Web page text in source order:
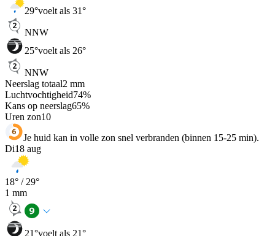
29°voelt als 31°
NNW
25°voelt als 26°
NNW
Neerslag totaal2 mm
Luchtvochtigheid74%
Kans op neerslag65%
Uren zon10
Je huid kan in volle zon snel verbranden (binnen 15-25 min).
Di18 aug
18° / 29°
1 mm
21°voelt als 21°